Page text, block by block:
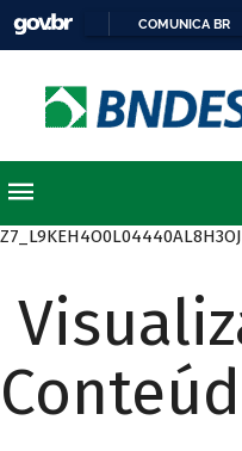
COMUNICA BR